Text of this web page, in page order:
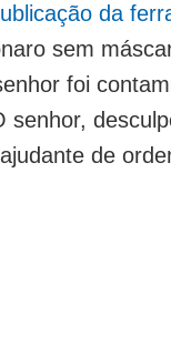
da
sem
foi
senhor,
de